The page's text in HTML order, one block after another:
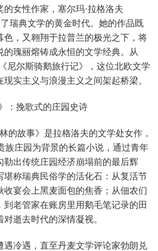
女性作家，塞尔玛·拉格洛夫
了瑞典文学的黄金时代。她的作品既
色，又翱翔于拉普兰的极光之下，将
瑰丽熔铸成永恒的文学经典。从
尼尔斯骑鹅旅行记》，这位北欧文学
实主义与浪漫主义之间架起桥梁。
：挽歌式的庄园史诗
的故事》是拉格洛夫的文学处女作，
族庄园为背景的长篇小说，通过青年
勒出传统庄园经济崩塌前的最后辉
堪称瑞典民俗学的活化石：从复活节
收宴会上黑麦面包的焦香；从佃农们
到老管家在账房里用鹅毛笔记录的田
逝去时代的深情凝视。
遇冷遇，直至丹麦文学评论家勃朗兑